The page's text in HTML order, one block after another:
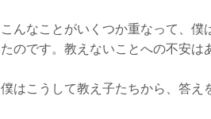
こんなことがいくつか重なって、
たのです。教えないことへの不安は
僕はこうして教え子たちから、答え